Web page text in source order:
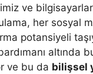
ve
her sosyal
potansiyeli
altında
ve bu da bilişsel